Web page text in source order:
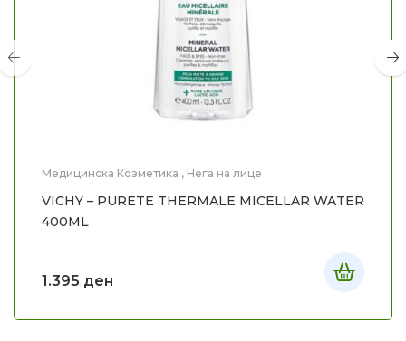
Медицинска Козметика , Нега на лице
VICHY – PURETE THERMALE MICELLAR WATER
400ML
1.395 ден